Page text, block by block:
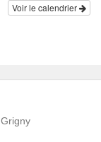
Voir le calendrier